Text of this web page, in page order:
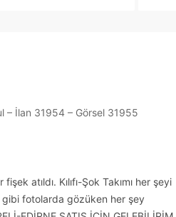
atıldı. Kılıfı-Şok Takımı her şeyi
gibi fotolarda gözüken her şey